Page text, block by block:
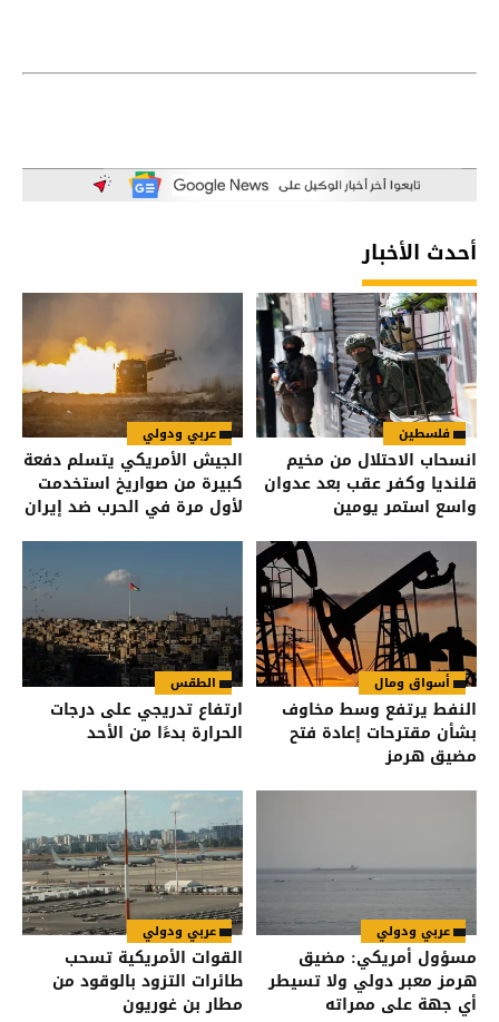
أحدث الأخبار
فلسطين
انسحاب الاحتلال من مخيم
قلنديا وكفر عقب بعد عدوان
واسع استمر يومين
عربي ودولي
الجيش الأمريكي يتسلم دفعة
كبيرة من صواريخ استخدمت
لأول مرة في الحرب ضد إيران
أسواق ومال
النفط يرتفع وسط مخاوف
بشأن مقترحات إعادة فتح
مضيق هرمز
الطقس
ارتفاع تدريجي على درجات
الحرارة بدءًا من الأحد
عربي ودولي
مسؤول أمريكي: مضيق
هرمز معبر دولي ولا تسيطر
أي جهة على ممراته
عربي ودولي
القوات الأمريكية تسحب
طائرات التزود بالوقود من
مطار بن غوريون